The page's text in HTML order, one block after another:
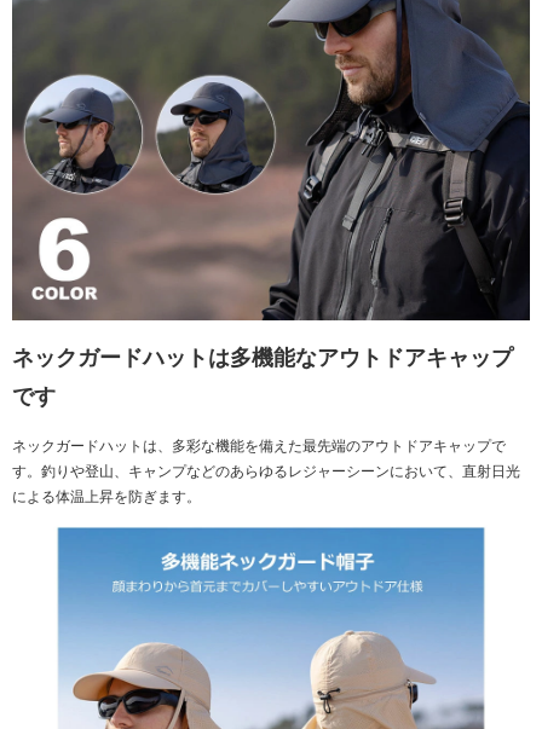
ネックガードハットは多機能なアウトドアキャップ
です
ネックガードハットは、多彩な機能を備えた最先端のアウトドアキャップで
す。釣りや登山、キャンプなどのあらゆるレジャーシーンにおいて、直射日光
による体温上昇を防ぎます。